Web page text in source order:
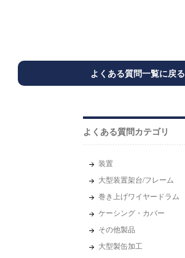
よくある質問カテゴリ
装置
大型装置架台/フレーム
巻き上げワイヤードラム
ケーシング・カバー
その他製品
大型製缶加工
よくある質問一覧に戻る